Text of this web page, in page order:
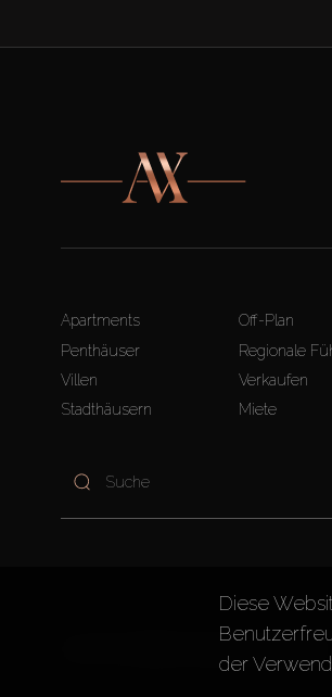
Apartments
Penthäuser
Villen
Stadthäusern
Off-Plan
Regionale
Verkaufen
Miete
Diese
der